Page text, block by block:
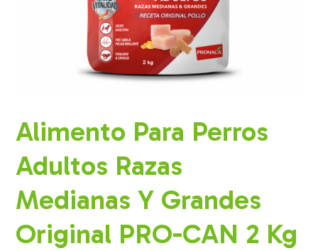
Alimento Para Perros
Adultos Razas
Medianas Y Grandes
Original PRO-CAN 2 Kg